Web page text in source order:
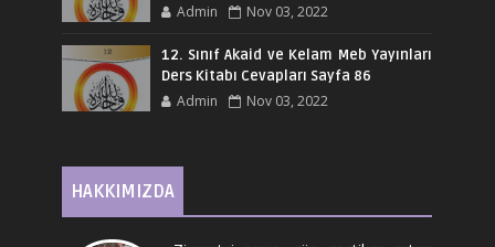
Admin Nov 03, 2022
12. Sınıf Akaid ve Kelam Meb Yayınları
Ders Kitabı Cevapları Sayfa 86
Admin Nov 03, 2022
HAKKIMIZDA